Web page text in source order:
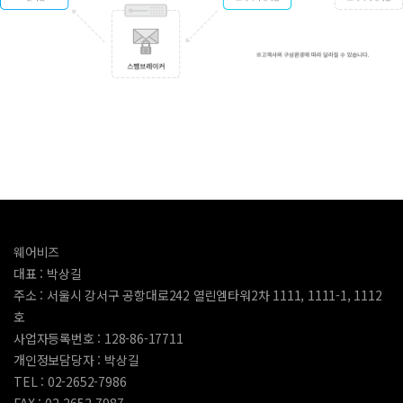
웨어비즈
대표 : 박상길
주소 : 서울시 강서구 공항대로242 열린엠타워2차 1111, 1111-1, 1112
호
사업자등록번호 : 128-86-17711
개인정보담당자 : 박상길
TEL : 02-2652-7986